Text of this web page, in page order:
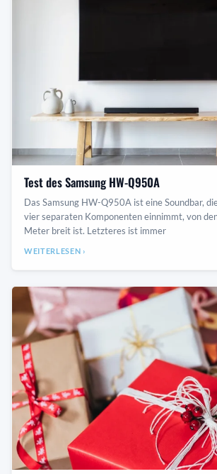
Test des Samsung HW-Q950A
Das Samsung HW-Q950A ist eine Soundbar,
vier separaten Komponenten einnimmt, von
Meter breit ist. Letzteres ist immer
WEITERLESEN ›